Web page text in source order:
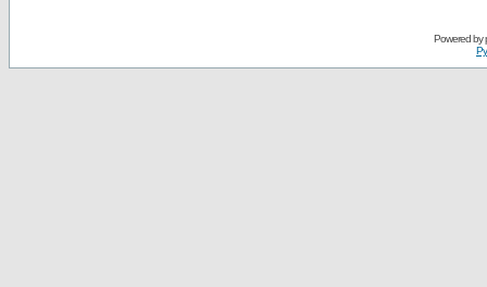
Powered by